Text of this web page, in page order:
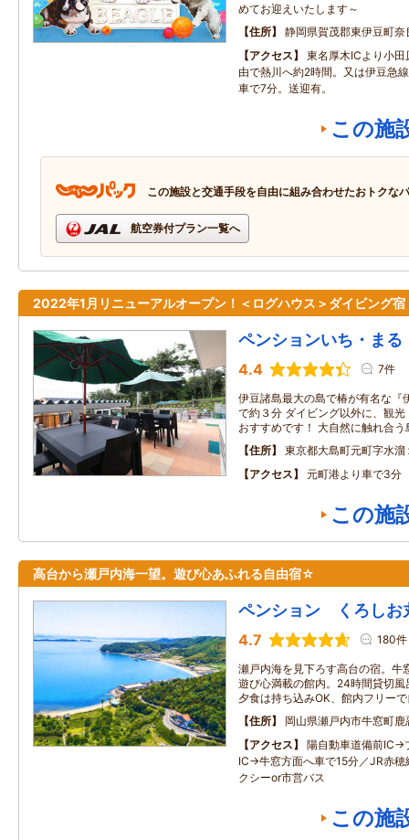
めてお迎えいたします～
住所
静岡県賀茂郡東伊豆町奈
アクセス
東名厚木ICより小
由で熱川へ約2時間。又は伊豆急
車で7分。送迎有。
この施
この施設と交通手段を自由に組み合わせたおトクな
航空券付プラン一覧へ
2022年1月リニューアルオープン！＜ログハウス＞ダイビング宿
ペンションいち・まる
4.4 7件
伊豆諸島最大の島で椿が有名な『
で約３分 ダイビング以外に、観
おすすめです！ 大自然に触れ合
住所
東京都大島町元町字水溜
アクセス
元町港より車で3分
この施
高台から瀬戸内海一望。遊び心あふれる自由宿☆
ペンション くろしお
4.7 180件
瀬戸内海を見下ろす高台の宿。牛
遊び心満載の館内。24時間貸切
夕食は持ち込みOK、館内フリー
住所
岡山県瀬戸内市牛窓町
アクセス
陽自動車道備前IC→
IC→牛窓方面へ車で15分／JR赤穂
クシーor市営バス
この施